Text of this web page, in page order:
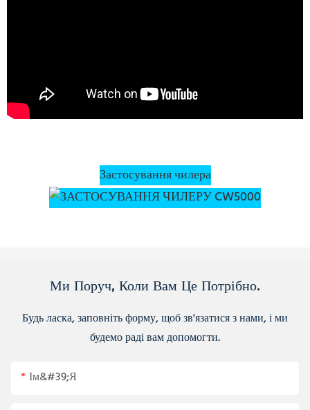
Застосування чилера
Ми Поруч, Коли Вам Це Потрібно.
Будь ласка, заповніть форму, щоб зв'язатися з нами, і ми
будемо раді вам допомогти.
Ім&#39;я